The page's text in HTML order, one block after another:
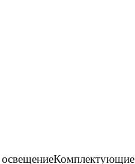
Комплектующие